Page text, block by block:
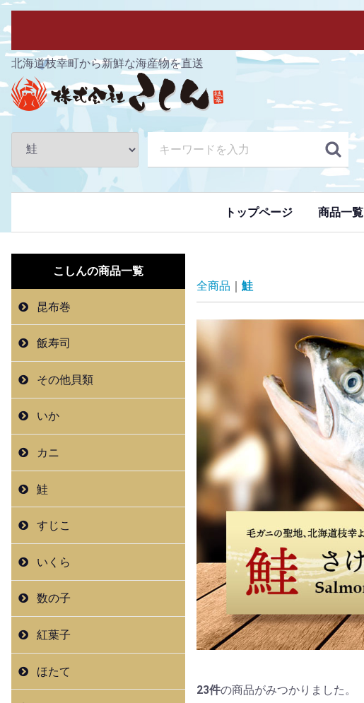
北海道枝幸町から新鮮な海産物を直送
トップページ 商品一覧
こしんの商品一覧
昆布巻
飯寿司
その他貝類
いか
カニ
鮭
すじこ
いくら
数の子
紅葉子
ほたて
全商品 鮭
23件の商品がみつかりました。